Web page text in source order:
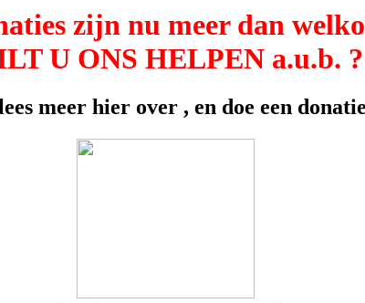
zijn nu meer dan
U ONS HELPEN a.u.b. ?
meer hier over , en doe een